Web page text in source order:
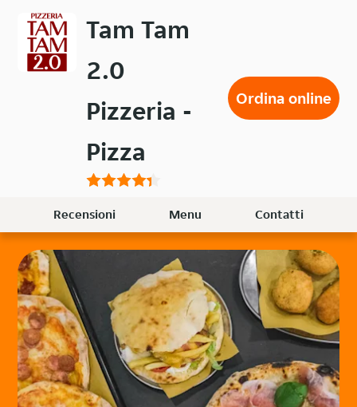
Passa
contenuto
principale
Tam Tam
2.0
Pizzeria -
Pizza
Ordina online
Recensioni Menu Contatti